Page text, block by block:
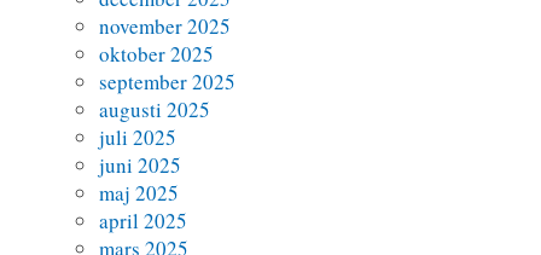
november 2025
oktober 2025
september 2025
augusti 2025
juli 2025
juni 2025
maj 2025
april 2025
mars 2025